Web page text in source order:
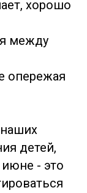
хорошо
между
опережая
детей,
июне - это